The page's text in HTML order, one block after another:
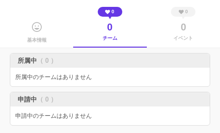
基本情報
0
0
チーム
0
0
イベント
所属中 （ 0 ）
所属中のチームはありません
申請中 （ 0 ）
申請中のチームはありません